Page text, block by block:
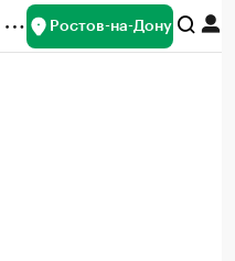
Ростов-на-Дону